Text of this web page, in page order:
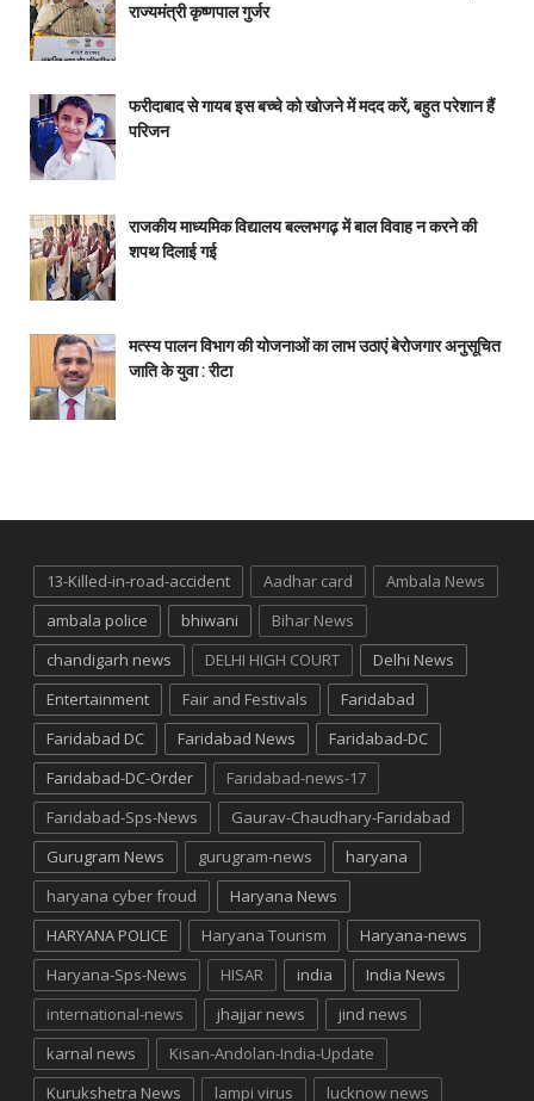
राज्यमंत्री कृष्णपाल गुर्जर
फरीदाबाद से गायब इस बच्चे को खोजने में मदद करें, बहुत परेशान हैं
परिजन
राजकीय माध्यमिक विद्यालय बल्लभगढ़ में बाल विवाह न करने की
शपथ दिलाई गई
मत्स्य पालन विभाग की योजनाओं का लाभ उठाएं बेरोजगार अनुसूचित
जाति के युवा : रीटा
13-Killed-in-road-accident Aadhar card
Ambala News
ambala police
bhiwani
Bihar News
chandigarh news
DELHI HIGH COURT
Delhi News
Entertainment
Fair and Festivals
Faridabad
Faridabad DC
Faridabad News
Faridabad-DC
Faridabad-DC-Order
Faridabad-news-17
Faridabad-Sps-News
Gaurav-Chaudhary-Faridabad
Gurugram News
gurugram-news
haryana
haryana cyber froud
Haryana News
HARYANA POLICE
Haryana Tourism
Haryana-news
Haryana-Sps-News
HISAR india
India News
international-news
jhajjar news
jind news
karnal news
Kisan-Andolan-India-Update
Kurukshetra News
lampi virus lucknow news